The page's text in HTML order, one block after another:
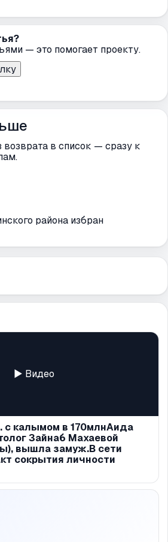
— это помогает проекту.
возврата в список — сразу к
района избран
▶ Видео
с калымом в 170млнАида
Зайнаб Махаевой
вышла замуж.В сети
сокрытия личности